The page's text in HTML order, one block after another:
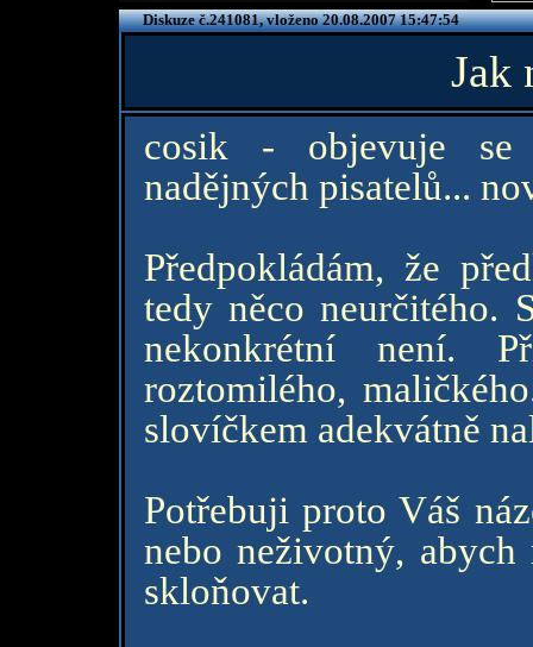
Diskuze č.241081, vloženo 20.08.2007 15:47:54
Jak
cosik - objevuje se
nadějných pisatelů...
Předpokládám, že
tedy něco neurčitého.
nekonkrétní není.
roztomilého,
slovíčkem adekvátně
Potřebuji proto Váš
nebo neživotný,
skloňovat.